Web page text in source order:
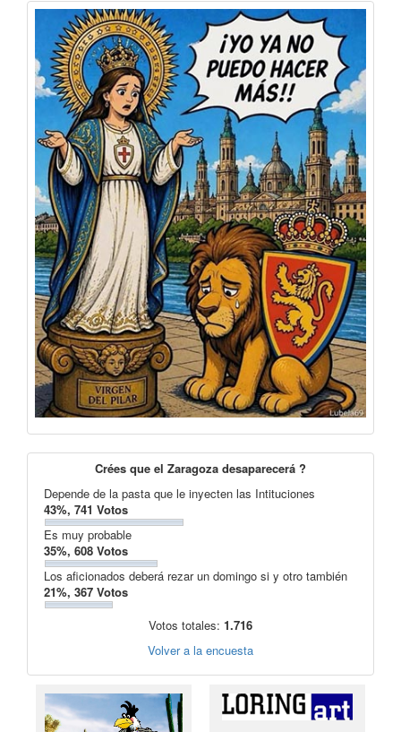
Crées que el Zaragoza desaparecerá ?
Depende de la pasta que le inyecten las Intituciones
43%, 741 Votos
Es muy probable
35%, 608 Votos
Los aficionados deberá rezar un domingo si y otro también
21%, 367 Votos
Votos totales: 1.716
Volver a la encuesta